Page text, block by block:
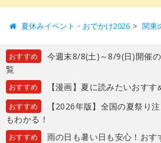
夏休みイベント・おでかけ2026 関東
おすすめ
今週末8/8(土)～8/9(日)開催
覧
おすすめ 【漫画】夏に読みたいおす
おすすめ
【2026年版】全国の夏祭り
もわかる！
おすすめ
雨の日も暑い日も安心！お